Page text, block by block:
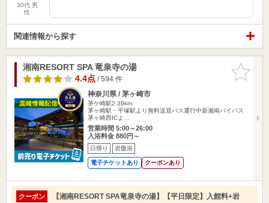
30代 男
性
関連情報から探す
お気に入
りに追加
湘南RESORT SPA 竜泉寺の湯
4.4点/ 594 件
神奈川県 / 茅ヶ崎市
茅ケ崎駅2.39km
茅ヶ崎駅・平塚駅より無料送迎バス運行中新湘南バイパス
茅ヶ崎西ICよ…
営業時間 5:00～26:00
入浴料金 880円～
日帰り 岩盤浴
電子チケットあり クーポンあり
クーポン
【湘南RESORT SPA竜泉寺の湯】【平日限定】入館料+岩